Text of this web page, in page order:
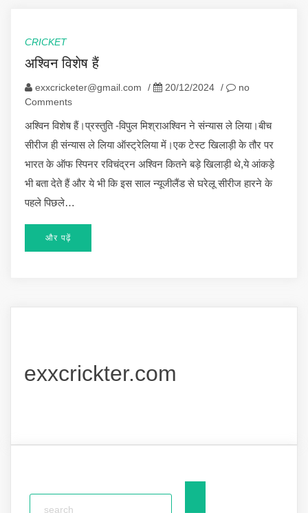
CRICKET
अश्विन विशेष हैं
exxcricketer@gmail.com / 20/12/2024 /
no
Comments
अश्विन विशेष हैं।प्रस्तुति -विपुल मिश्राअश्विन ने संन्यास ले लिया।बीच
सीरीज ही संन्यास ले लिया ऑस्ट्रेलिया में।एक टेस्ट खिलाड़ी के तौर पर
भारत के ऑफ स्पिनर रविचंद्रन अश्विन कितने बड़े खिलाड़ी थे,ये आंकड़े
भी बता देते हैं और ये भी कि इस साल न्यूजीलैंड से घरेलू सीरीज हारने के
पहले पिछले…
और पढ़ें
exxcrickter.com